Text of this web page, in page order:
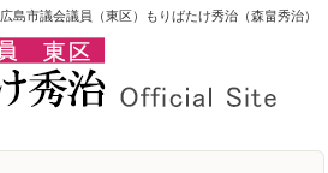
広島市議会議員（東区）もりばたけ秀治（森畠秀治）